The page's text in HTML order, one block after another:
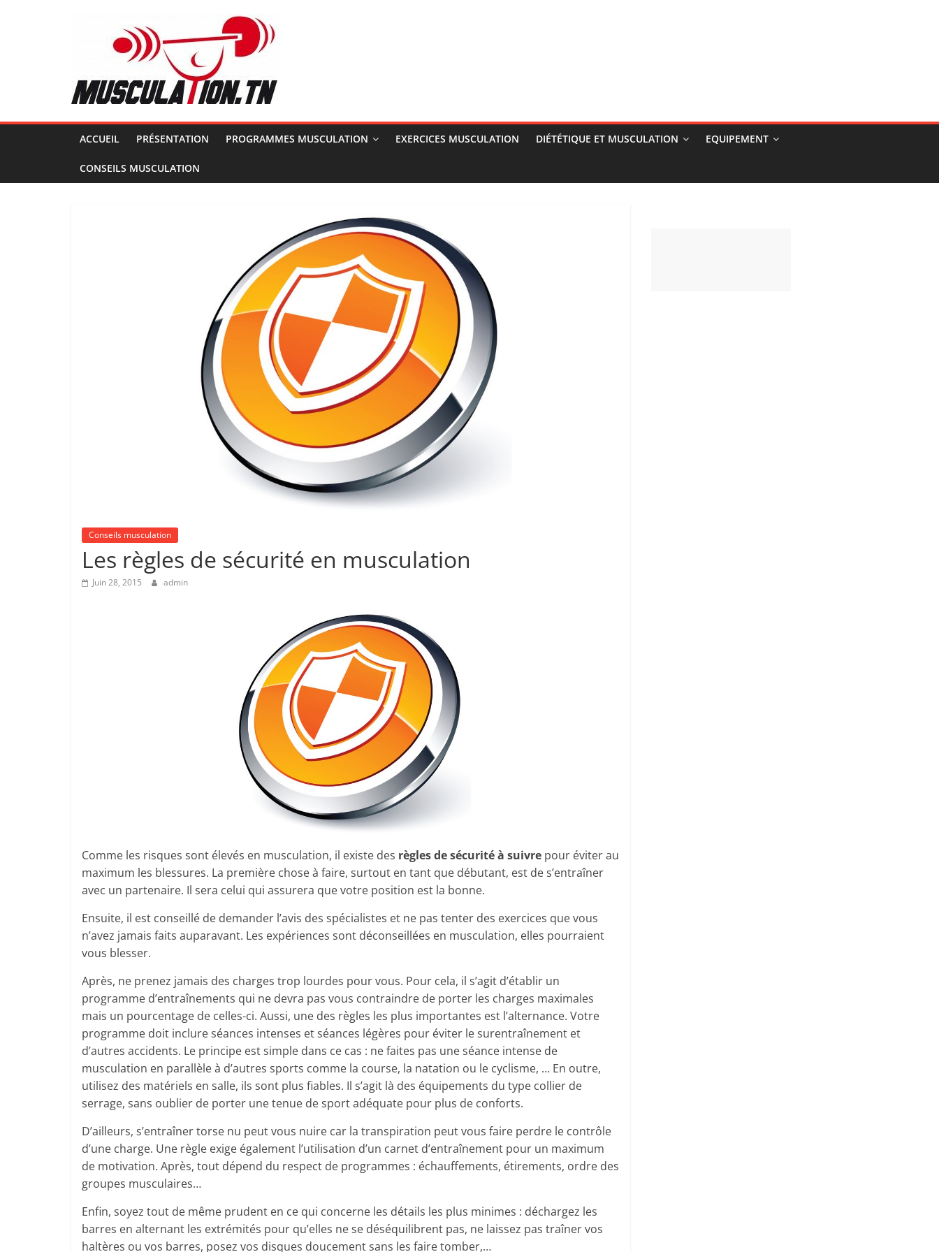
Musculation.tn
Pour
avoir
des
d'acier
ACCUEIL PRÉSENTATION PROGRAMMES MUSCULATION EXERCICES MUSCULATION DIÉTÉTIQUE ET MUSCULATION EQUIPEMENT
CONSEILS MUSCULATION
Conseils musculation
Les règles de sécurité en musculation
Juin 28, 2015 admin
Comme les risques sont élevés en musculation, il existe des règles de sécurité à suivre pour éviter au
maximum les blessures. La première chose à faire, surtout en tant que débutant, est de s’entraîner
avec un partenaire. Il sera celui qui assurera que votre position est la bonne.
Ensuite, il est conseillé de demander l’avis des spécialistes et ne pas tenter des exercices que vous
n’avez jamais faits auparavant. Les expériences sont déconseillées en musculation, elles pourraient
vous blesser.
Après, ne prenez jamais des charges trop lourdes pour vous. Pour cela, il s’agit d’établir un
programme d’entraînements qui ne devra pas vous contraindre de porter les charges maximales
mais un pourcentage de celles-ci. Aussi, une des règles les plus importantes est l’alternance. Votre
programme doit inclure séances intenses et séances légères pour éviter le surentraînement et
d’autres accidents. Le principe est simple dans ce cas : ne faites pas une séance intense de
musculation en parallèle à d’autres sports comme la course, la natation ou le cyclisme, … En outre,
utilisez des matériels en salle, ils sont plus fiables. Il s’agit là des équipements du type collier de
serrage, sans oublier de porter une tenue de sport adéquate pour plus de conforts.
D’ailleurs, s’entraîner torse nu peut vous nuire car la transpiration peut vous faire perdre le contrôle
d’une charge. Une règle exige également l’utilisation d’un carnet d’entraînement pour un maximum
de motivation. Après, tout dépend du respect de programmes : échauffements, étirements, ordre des
groupes musculaires…
Enfin, soyez tout de même prudent en ce qui concerne les détails les plus minimes : déchargez les
barres en alternant les extrémités pour qu’elles ne se déséquilibrent pas, ne laissez pas traîner vos
haltères ou vos barres, posez vos disques doucement sans les faire tomber,…